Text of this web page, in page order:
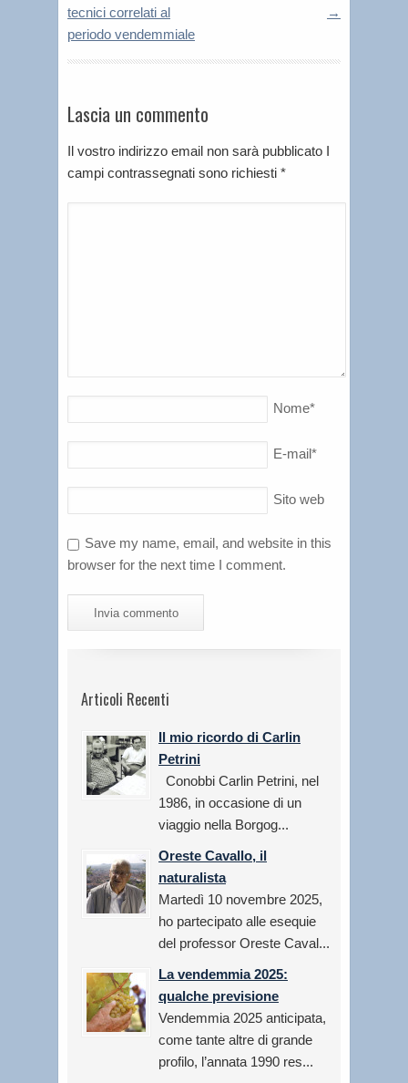
tecnici correlati al
periodo vendemmiale
→
Lascia un commento
Il vostro indirizzo email non sarà pubblicato I
campi contrassegnati sono richiesti *
Nome*
E-mail*
Sito web
Save my name, email, and website in this
browser for the next time I comment.
Articoli Recenti
Il mio ricordo di Carlin
Petrini
Conobbi Carlin Petrini, nel
1986, in occasione di un
viaggio nella Borgog...
Oreste Cavallo, il
naturalista
Martedì 10 novembre 2025,
ho partecipato alle esequie
del professor Oreste Caval...
La vendemmia 2025:
qualche previsione
Vendemmia 2025 anticipata,
come tante altre di grande
profilo, l’annata 1990 res...